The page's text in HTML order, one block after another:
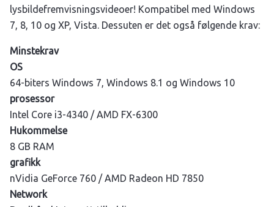
lysbildefremvisningsvideoer! Kompatibel med Windows
7, 8, 10 og XP, Vista. Dessuten er det også følgende krav:
Minstekrav
OS
64-biters Windows 7, Windows 8.1 og Windows 10
prosessor
Intel Core i3-4340 / AMD FX-6300
Hukommelse
8 GB RAM
grafikk
nVidia GeForce 760 / AMD Radeon HD 7850
Network